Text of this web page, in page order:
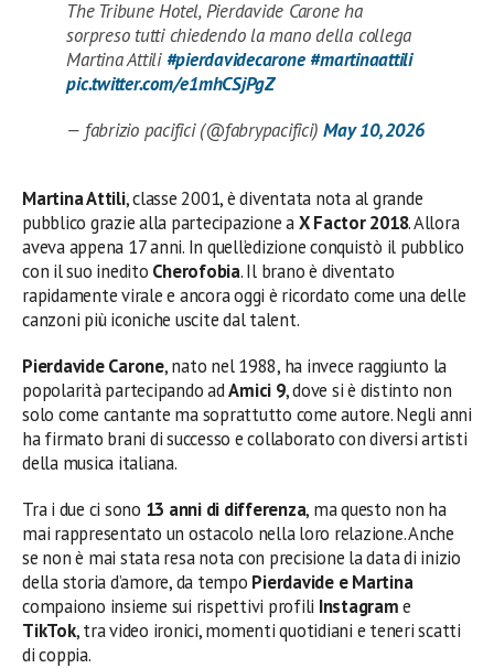
The Tribune Hotel, Pierdavide Carone ha
sorpreso tutti chiedendo la mano della collega
Martina Attili #pierdavidecarone #martinaattili
pic.twitter.com/e1mhCSjPgZ
— fabrizio pacifici (@fabrypacifici)May 10, 2026
Martina Attili, classe 2001, è diventata nota al grande
pubblico grazie alla partecipazione aX Factor 2018. Allora
aveva appena 17 anni. In quell’edizione conquistò il pubblico
con il suo inedito Cherofobia. Il brano è diventato
rapidamente virale e ancora oggi è ricordato come una delle
canzoni più iconiche uscite dal talent.
Pierdavide Carone, nato nel 1988, ha invece raggiunto la
popolarità partecipando adAmici 9, dove si è distinto non
solo come cantante ma soprattutto come autore. Negli anni
ha firmato brani di successo e collaborato con diversi artisti
della musica italiana.
Tra i due ci sono 13 anni di differenza, ma questo non ha
mai rappresentato un ostacolo nella loro relazione. Anche
se non è mai stata resa nota con precisione la data di inizio
della storia d’amore, da tempo Pierdavide e Martina
compaiono insieme sui rispettivi profili Instagrame
TikTok, tra video ironici, momenti quotidiani e teneri scatti
di coppia.